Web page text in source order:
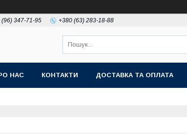
(96) 347-71-95 +380 (63) 283-18-88
НАС КОНТАКТИ ДОСТАВКА ТА ОПЛАТА